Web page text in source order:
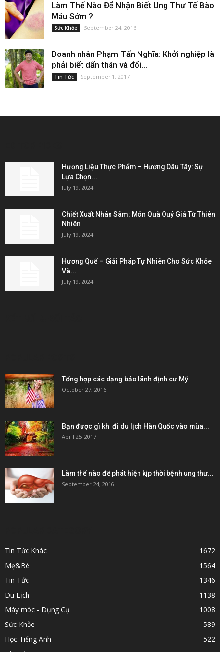
Làm Thế Nào Để Nhận Biết Ung Thư Tế Bào
Máu Sớm ?
Sức Khỏe September 24, 2016
Doanh nhân Phạm Tấn Nghĩa: Khởi nghiệp là
phải biết dấn thân và đối...
Tin Tức September 1, 2017
Hương Liệu Thực Phẩm – Hương Dâu Tây: Sự
Lựa Chọn...
July 19, 2024
Chiết Xuất Nhân Sâm: Món Quà Quý Giá Từ Thiên
Nhiên
July 19, 2024
Hương Quế – Giải Pháp Tự Nhiên Cho Sức Khỏe
Và...
July 19, 2024
Tổng hợp các dạng bảo lãnh định cư Mỹ
October 27, 2016
Bạn được gì khi đi du lịch Hàn Quốc vào mùa...
April 25, 2017
Làm thế nào để phát hiện kịp thời bệnh ung thư...
September 24, 2016
Tin Tức Khác
1672
Mẹ&Bé
1564
Tin Tức
1346
Du Lịch
1138
Máy móc - Dụng Cụ
1008
Sức Khỏe
589
Học Tiếng Anh
522